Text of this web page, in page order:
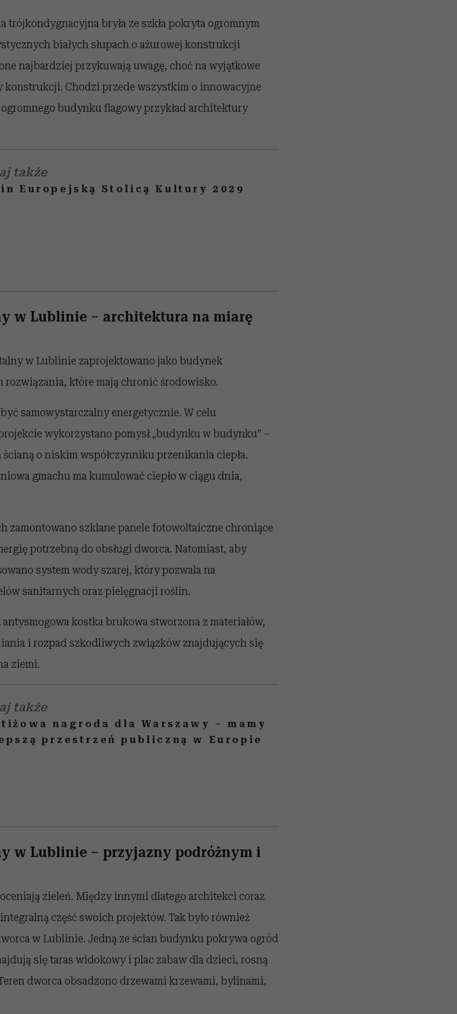
trójkondygnacyjna bryła ze szkła pokryta ogromnym
białych słupach o ażurowej konstrukcji
najbardziej przykuwają uwagę, choć na wyjątkowe
konstrukcji. Chodzi przede wszystkim o innowacyjne
budynku flagowy przykład architektury
także
Europejską Stolicą Kultury 2029
w Lublinie – architektura na miarę
w Lublinie zaprojektowano jako budynek
rozwiązania, które mają chronić środowisko.
samowystarczalny energetycznie. W celu
wykorzystano pomysł „budynku w budynku” –
o niskim współczynniku przenikania ciepła.
gmachu ma kumulować ciepło w ciągu dnia,
zamontowano szklane panele fotowoltaiczne chroniące
potrzebną do obsługi dworca. Natomiast, aby
system wody szarej, który pozwala na
sanitarnych oraz pielęgnacji roślin.
kostka brukowa stworzona z materiałów,
i rozpad szkodliwych związków znajdujących się
ziemi.
także
nagroda dla Warszawy – mamy
przestrzeń publiczną w Europie
w Lublinie – przyjazny podróżnym i
zieleń. Między innymi dlatego architekci coraz
część swoich projektów. Tak było również
w Lublinie. Jedną ze ścian budynku pokrywa ogród
się taras widokowy i plac zabaw dla dzieci, rosną
dworca obsadzono drzewami krzewami, bylinami,